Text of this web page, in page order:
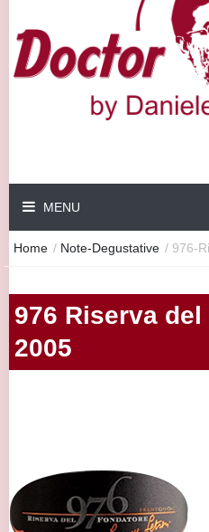
MENU
Home / Note-Degustative / 976-
976 Riserva
2005